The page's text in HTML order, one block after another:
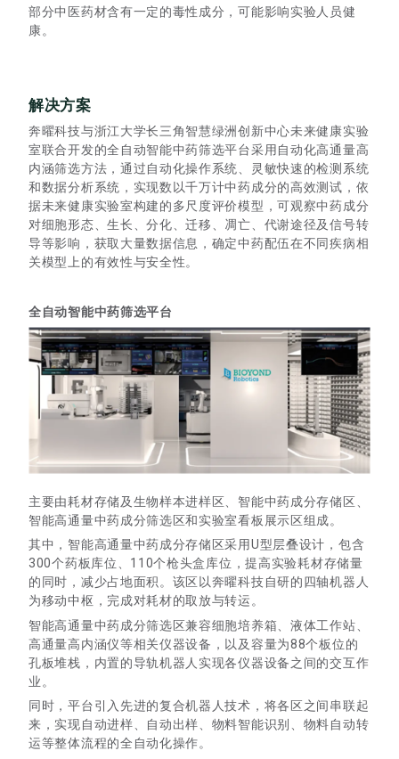
部分中医药材含有一定的毒性成分，可能影响实验人员健
康。
解决方案
奔曜科技与浙江大学长三角智慧绿洲创新中心未来健康实验
室联合开发的全自动智能中药筛选平台采用自动化高通量高
内涵筛选方法，通过自动化操作系统、灵敏快速的检测系统
和数据分析系统，实现数以千万计中药成分的高效测试，依
据未来健康实验室构建的多尺度评价模型，可观察中药成分
对细胞形态、生长、分化、迁移、凋亡、代谢途径及信号转
导等影响，获取大量数据信息，确定中药配伍在不同疾病相
关模型上的有效性与安全性。
全自动智能中药筛选平台
主要由耗材存储及生物样本进样区、智能中药成分存储区、
智能高通量中药成分筛选区和实验室看板展示区组成。
其中，智能高通量中药成分存储区采用U型层叠设计，包含
300个药板库位、110个枪头盒库位，提高实验耗材存储量
的同时，减少占地面积。该区以奔曜科技自研的四轴机器人
为移动中枢，完成对耗材的取放与转运。
智能高通量中药成分筛选区兼容细胞培养箱、液体工作站、
高通量高内涵仪等相关仪器设备，以及容量为88个板位的
孔板堆栈，内置的导轨机器人实现各仪器设备之间的交互作
业。
同时，平台引入先进的复合机器人技术，将各区之间串联起
来，实现自动进样、自动出样、物料智能识别、物料自动转
运等整体流程的全自动化操作。